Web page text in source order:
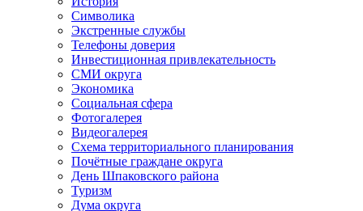
Символика
Экстренные службы
Телефоны доверия
Инвестиционная привлекательность
СМИ округа
Экономика
Социальная сфера
Фотогалерея
Видеогалерея
Схема территориального планирования
Почётные граждане округа
День Шпаковского района
Туризм
Дума округа